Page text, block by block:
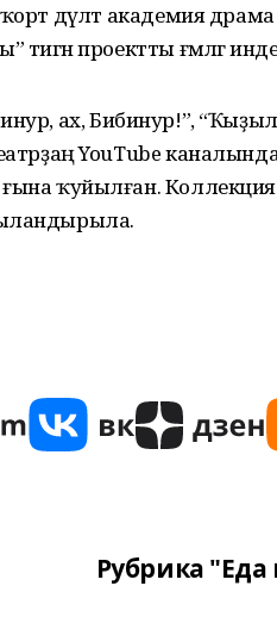
дәүләт академия
проектты ғәмәлгә
ах, Бибинур!”,
YouTube
ҡуйылған.
Рубрика